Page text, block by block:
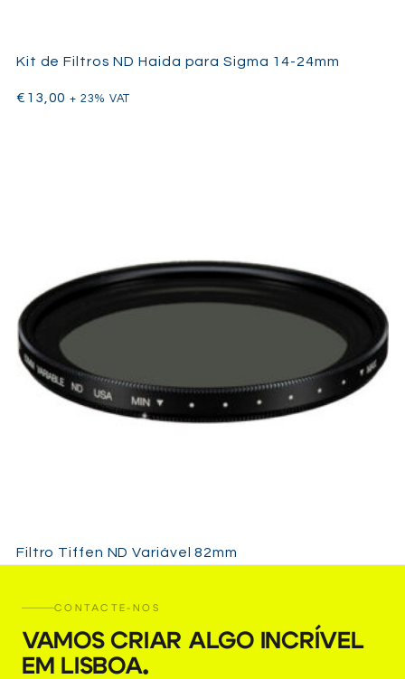
Kit de Filtros ND Haida para Sigma 14-24mm
€ 13,00 + 23% VAT
Filtro Tiffen ND Variável 82mm
CONTACTE-NOS
VAMOS CRIAR ALGO INCRÍVEL
EM LISBOA.